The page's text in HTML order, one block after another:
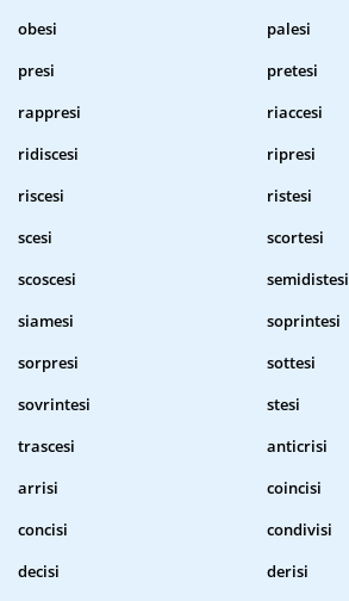
obesi
palesi
presi
pretesi
rappresi
riaccesi
ridiscesi
ripresi
riscesi
ristesi
scesi
scortesi
scoscesi
semidistesi
siamesi
soprintesi
sorpresi
sottesi
sovrintesi
stesi
trascesi
anticrisi
arrisi
coincisi
concisi
condivisi
decisi
derisi